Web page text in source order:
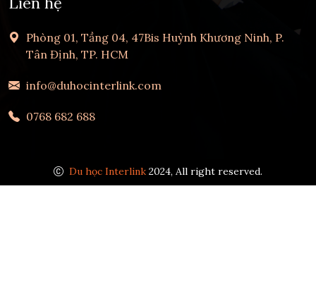
Phòng 01, Tầng 04, 47Bis Huỳnh Khương Ninh, P.
Tân Định, TP. HCM
info@duhocinterlink.com
0768 682 688
Du học Interlink 2024, All right reserved.